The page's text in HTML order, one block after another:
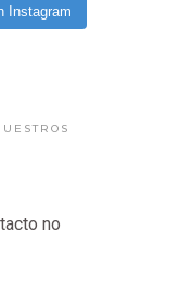
Instagram
no